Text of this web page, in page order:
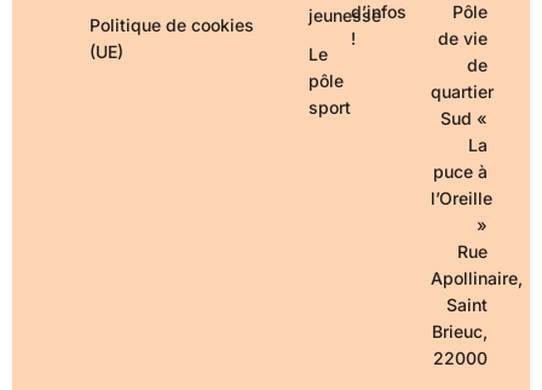
Politique de cookies
(UE)
jeunesse
Le
pôle
sport
d’infos
!
Pôle
de vie
de
quartier
Sud «
La
puce à
l’Oreille
»
Rue
Apollinaire,
Saint
Brieuc,
22000